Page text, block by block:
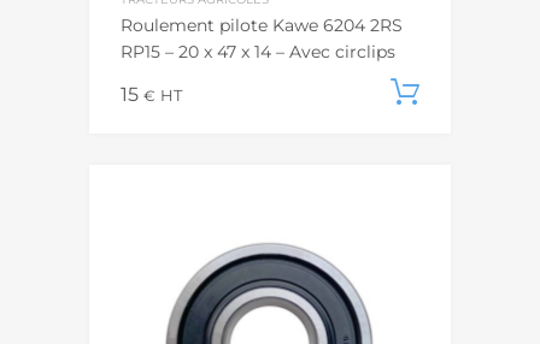
Roulement pilote Kawe 6204 2RS
RP15 – 20 x 47 x 14 – Avec circlips
15 € HT